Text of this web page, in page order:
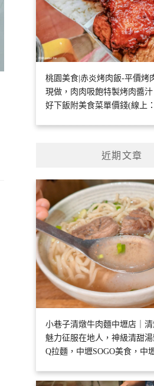
桃園美食|赤炎烤肉飯-平價烤
現做，肉肉吸飽特製烤肉醬
好下飯附美食菜單價錢(線上
近期文章
小巷子清燉牛肉麵中壢店｜
魅力征服在地人，神級清甜
Q拉麵，中壢SOGO美食，中